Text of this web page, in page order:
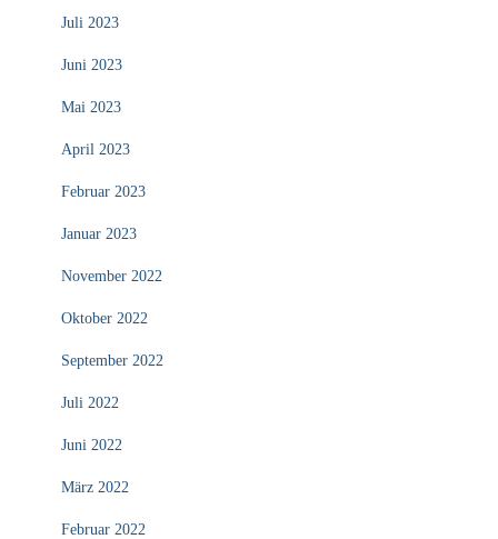
Juli 2023
Juni 2023
Mai 2023
April 2023
Februar 2023
Januar 2023
November 2022
Oktober 2022
September 2022
Juli 2022
Juni 2022
März 2022
Februar 2022